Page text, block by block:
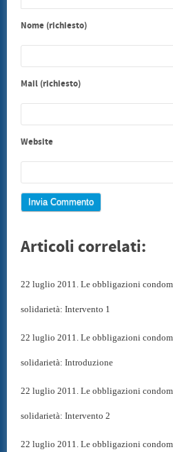
Nome (richiesto)
Mail (richiesto)
Website
Articoli correlati:
22 luglio 2011. Le obbligazioni
solidarietà: Intervento 1
22 luglio 2011. Le obbligazioni
solidarietà: Introduzione
22 luglio 2011. Le obbligazioni
solidarietà: Intervento 2
22 luglio 2011. Le obbligazioni